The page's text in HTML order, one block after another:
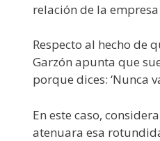
relación de la
Respecto al hecho de
Garzón apunta que
porque dices: ‘Nunca
En este caso,
atenuara esa